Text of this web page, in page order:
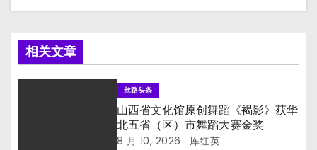
相关文章
丝路头条
山西省文化馆原创舞蹈《褐影》获华
北五省（区）市舞蹈大赛金奖
8 月 10, 2026 厍红英